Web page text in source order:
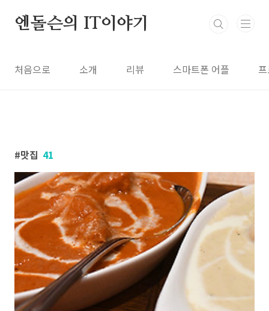
엔돌슨의 IT이야기
처음으로 소개 리뷰 스마트폰 어플
맛집 41